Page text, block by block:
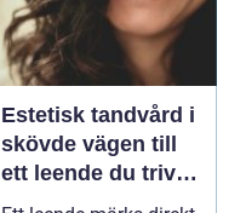
Estetisk tandvård i
skövde vägen till
ett leende du trivs
med